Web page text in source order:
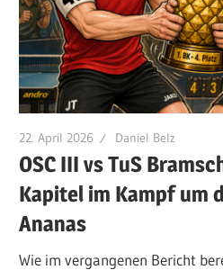
22. April 2026 Daniel Belz
OSC III vs TuS
Kapitel im Kampf um
Ananas
Wie im vergangenen Bericht